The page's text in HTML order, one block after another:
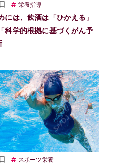
栄養指導
には、飲酒は「ひかえる」
学的根拠に基づくがん予
スポーツ栄養